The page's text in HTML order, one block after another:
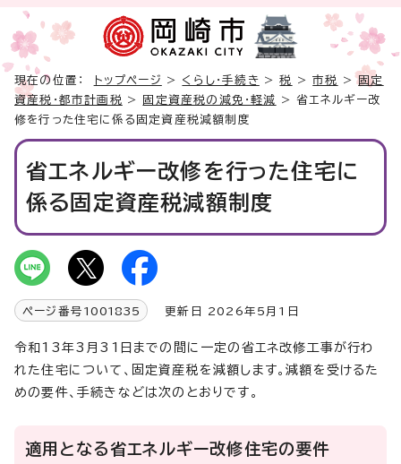
現在の位置： トップページ > くらし・手続き >税 >市税 >固定
資産税・都市計画税 > 固定資産税の減免・軽減
> 省エネルギー改
修を行った住宅に係る固定資産税減額制度
省エネルギー改修を行った住宅に
係る固定資産税減額制度
ページ番号 1001835 更新日 2026年5月1日
令和13年3月31日までの間に一定の省エネ改修工事が行わ
れた住宅について、固定資産税を減額します。減額を受けるた
めの要件、手続きなどは次のとおりです。
適用となる省エネルギー改修住宅の要件